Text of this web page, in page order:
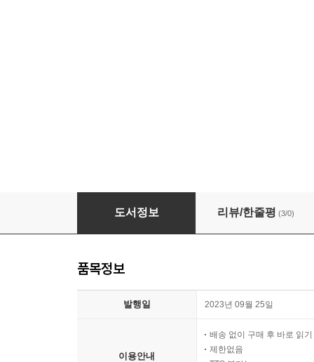
2023 하반기 SD에듀 All-New 한전KPS 별정
도서정보 리뷰/한줄평 (3/0)
품목정보
발행일 2023년 09월 25일
이용안내
배송 없이 구매 후 바로 읽기
제한없음